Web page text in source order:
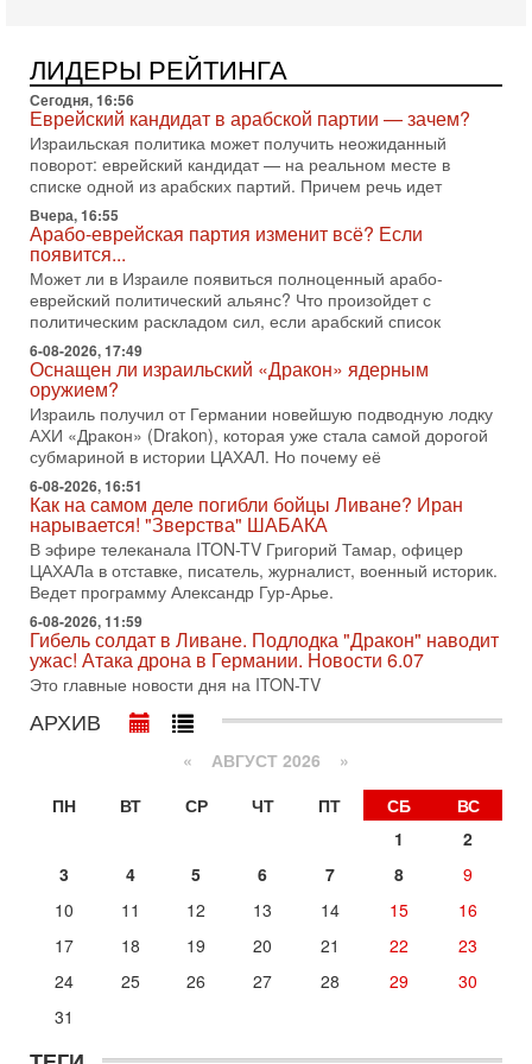
02/08/2026
Президент США Дональд Трамп сегодня заявил об отмене
подготовленного удара по Ирану после обращений
Тегерана и других стран региона. По его словам,
1-08-2026, 17:50
«Русский голос» Израиля: кто заберет его на этот
раз?
Голоса русскоязычных репатриантов не раз кардинально
меняли политический ландшафт Израиля. Достаточно
вспомнить взлет партии «Исраэль ба-алия», когда
31-07-2026, 17:00
Тайны закрытых дверей: о чём на самом деле
молчат Трамп и Нетаньяху?
Недавний визит премьер-министра Израиля Биньямина
Нетаньяху в США и его встреча с Дональдом Трампом
оставили больше вопросов, чем ответов. Полная
31-07-2026, 15:18
Иран готовит покушение на Нетаниягу! Трамп не
хочет эскалации, но КСИР готовит взрыв!
В эфире телеканала ITON-TV СЕРГЕЙ МИГДАЛЬ, эксперт
по вопросам безопасности, офицер запаса
Международного управления полиции Израиля, автор
31-07-2026, 09:02
Битва за разоружение ХАМАСа - НОВОСТИ
31/07/2026
Сегодня президент США Дональд Трамп заявил о
достижении исторического соглашения о полном
разоружении ХАМАСа и других вооруженных группировок в
30-07-2026, 17:59
Иран доведет Трампа до крайних мер? Разбор и
оценка от военного обозревателя Давида Шарпа
Ситуация вокруг противостояния Ирана и США накаляется
с каждым днем. Почему Трамп в самый последний момент
отменил решение о нанесении тяжелых ударов
Покупатель авиакомпании «Аркия» намерен
запретить полеты по субботам!
Вокруг возможной продажи авиакомпании «Аркия»
разгорается громкий конфликт.
Сегодня, 16:56
Израильская политика может получить неожиданный
ЛИДЕРЫ РЕЙТИНГА
Сегодня, 16:56
Еврейский кандидат в арабской партии — зачем?
Израильская политика может получить неожиданный
поворот: еврейский кандидат — на реальном месте в
списке одной из арабских партий. Причем речь идет
Вчера, 16:55
Арабо-еврейская партия изменит всё? Если
появится...
Может ли в Израиле появиться полноценный арабо-
еврейский политический альянс? Что произойдет с
политическим раскладом сил, если арабский список
6-08-2026, 17:49
Оснащен ли израильский «Дракон» ядерным
оружием?
Израиль получил от Германии новейшую подводную лодку
АХИ «Дракон» (Drakon), которая уже стала самой дорогой
субмариной в истории ЦАХАЛ. Но почему её
6-08-2026, 16:51
Как на самом деле погибли бойцы Ливане? Иран
нарывается! "Зверства" ШАБАКА
В эфире телеканала ITON-TV Григорий Тамар, офицер
ЦАХАЛа в отставке, писатель, журналист, военный историк.
Ведет программу Александр Гур-Арье.
6-08-2026, 11:59
Гибель солдат в Ливане. Подлодка "Дракон" наводит
ужас! Атака дрона в Германии. Новости 6.07
Это главные новости дня на ITON-TV
АРХИВ
« АВГУСТ 2026 »
ПН
ВТ СР ЧТ ПТ СБ
ВС
1
2
3
4 5 6 7 8
9
10
11 12 13 14 15
16
17
18 19 20 21 22
23
24
25 26 27 28 29
30
31